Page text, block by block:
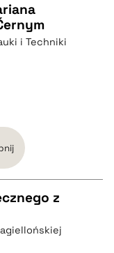
i Techniki
z